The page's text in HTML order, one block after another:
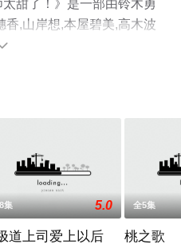
甜了！》是一部由铃木勇
香,山岸想,本屋碧美,高木波
,Yahiro,Nagase,藤原聖,中
等演员精彩演绎的日本电
集 5.0
道上司爱上以后
全5集
桃之歌